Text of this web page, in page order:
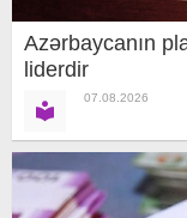
Azərbaycanın
liderdir
07.08.2026